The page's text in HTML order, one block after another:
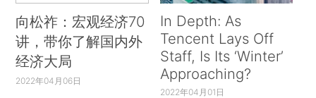
向松祚：宏观经济70
讲，带你了解国内外
经济大局
2022年04月06日
In Depth: As
Tencent Lays Off
Staff, Is Its ‘Winter’
Approaching?
2022年04月01日